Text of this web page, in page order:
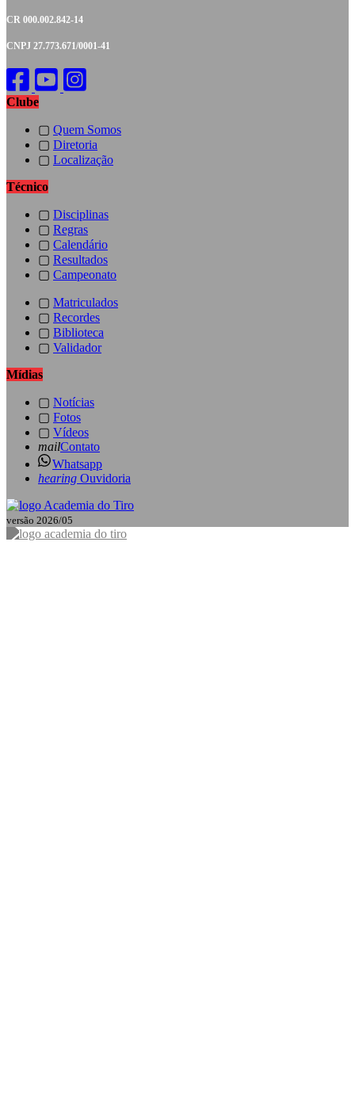
CR 000.002.842-14
CNPJ 27.773.671/0001-41
Clube
▢ Quem Somos
▢ Diretoria
▢ Localização
Técnico
▢ Disciplinas
▢ Regras
▢ Calendário
▢ Resultados
▢ Campeonato
▢ Matriculados
▢ Recordes
▢ Biblioteca
▢ Validador
Mídias
▢ Notícias
▢ Fotos
▢ Vídeos
mailContato
Whatsapp
hearing Ouvidoria
versão 2026/05